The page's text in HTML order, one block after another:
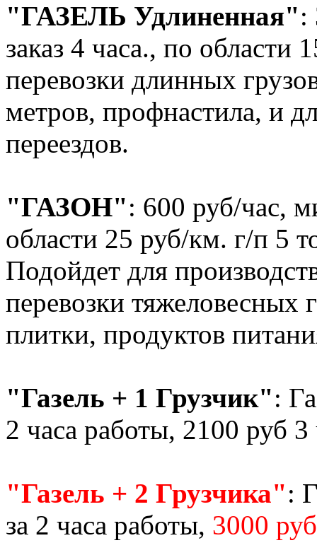
"ГАЗЕЛЬ Удлиненная":
заказ 4 часа., по
перевозки длинных
метров, профнастила, и
переездов.
"ГАЗОН": 600 руб/час,
области 25 руб/км. г/п 5
Подойдет для
перевозки тяжеловесных
плитки, продуктов
"Газель + 1 Грузчик":
2 часа работы, 2100 руб 3
"Газель + 2 Грузчика":
за 2 часа работы, 3000 руб